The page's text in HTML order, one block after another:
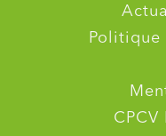
CPCV